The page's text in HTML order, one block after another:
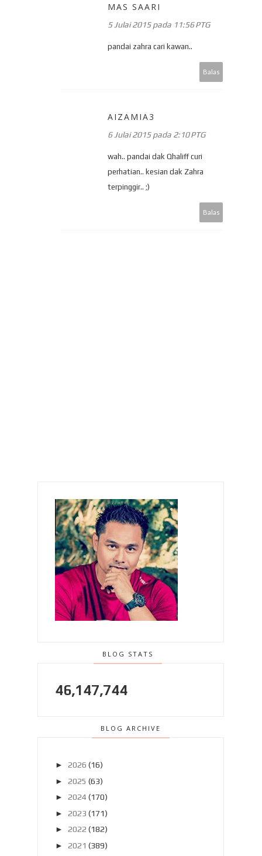
MAS SAARI
5 Julai 2015 pada 11:56 PTG
pandai zahra cari kawan..
Balas
AIZAMIA3
6 Julai 2015 pada 2:10 PTG
wah.. pandai dak Qhaliff curi
perhatian.. kesian dak Zahra
terpinggir.. ;)
Balas
BLOG STATS
46,147,744
BLOG ARCHIVE
► 2026 (16)
► 2025 (63)
► 2024 (170)
► 2023 (171)
► 2022 (182)
► 2021 (389)